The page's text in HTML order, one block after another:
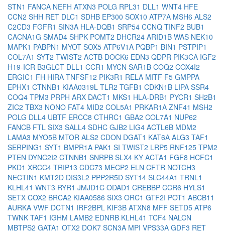
STN1 FANCA NEFH ATXN3 POLG RPL31 DLL1 WNT4 HFE
CCN2 SHH RET DLC1 SDHB EP300 SOX10 ATP7A MSH6 ALS2
C2CD3 FGFR1 SIN3A HLA-DQB1 SRP54 CCNQ TINF2 BUB1
CACNA1G SMAD4 SHPK POMT2 DHCR24 ARID1B WAS NEK10
MAPK1 PABPN1 MYOT SOX5 ATP6V1A PQBP1 BIN1 PSTPIP1
COL7A1 SYT2 TWIST2 ACTB DOCK6 EDN3 QDPR PIK3CA IGF2
H19-ICR B3GLCT DLL1 CCR1 MYCN SAR1B COQ2 COX4I2
ERGIC1 FH HIRA TNFSF12 PIK3R1 RELA MITF F5 GMPPA
EPHX1 CTNNB1 KIAA0319L TLR2 TGFB1 CDKN1B LIPA SSR4
COQ4 TPM3 PRPH ARX DACT1 MKS1 HLA-DRB1 PYCR1 SH2B1
ZIC2 TBX3 NONO FAT4 MID2 COL5A1 PRKAR1A ZNF41 MSH2
POLG DLL4 UBTF ERCC8 CTHRC1 GBA2 COL7A1 NUP62
FANCB FTL SIX3 SALL4 SDHC GJB2 LIG4 ACTL6B MDM2
LAMA3 MYO5B MTOR ALS2 CDON DGAT1 KAT6A ALG3 TAF1
SERPING1 SYT1 BMPR1A PAK1 SI TWIST2 LRP5 RNF125 TPM2
PTEN DYNC2I2 CTNNB1 SNRPB SLX4 KY ACTA1 FGF8 HCFC1
PKD1 XRCC4 TRIP13 CDC73 MECP2 ELN CFTR NOTCH3
NECTIN1 KMT2D DIS3L2 PPP2R5D SYT14 SLC44A1 TRNL1
KLHL41 WNT3 RYR1 JMJD1C ODAD1 CREBBP CCR6 HYLS1
SETX COX2 BRCA2 KIAA0586 SIX3 ORC1 GTF2I POT1 ABCB11
AURKA VWF DCTN1 IRF2BPL KIF3B ATXN8 MFF SETD5 ATP6
TWNK TAF1 IGHM LAMB2 EDNRB KLHL41 TCF4 NALCN
MBTPS2 GATA1 OTX2 DOK7 SCN3A MPI VPS33A GDF3 RET